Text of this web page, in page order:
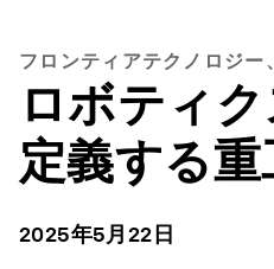
フロンティアテクノロジ
ロボティ
定義する重
2025年5月22日